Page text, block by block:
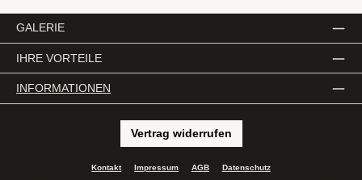
GALERIE
IHRE VORTEILE
INFORMATIONEN
Vertrag widerrufen
Kontakt Impressum AGB Datenschutz